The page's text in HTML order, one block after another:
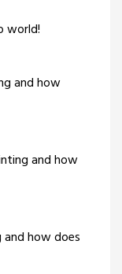
world!
and how
and how
how does